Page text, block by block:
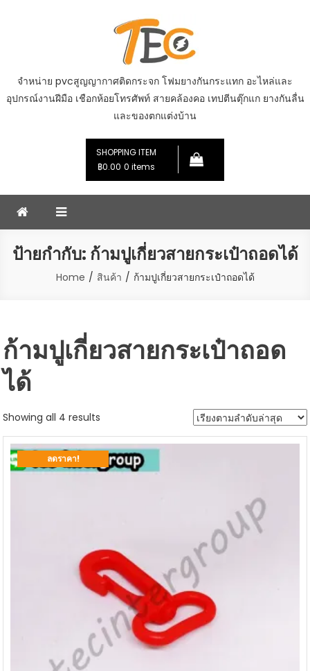
จำหน่าย pvcสูญญากาศติดกระจก โฟมยางกันกระแทก อะไหล่และ
อุปกรณ์งานฝีมือ เชือกห้อยโทรศัพท์ สายคล้องคอ เทปตีนตุ๊กแก ยางกันลื่น
และของตกแต่งบ้าน
SHOPPING ITEM
฿0.00 0 items
ป้ายกำกับ: ก้ามปูเกี่ยวสายกระเป๋าถอดได้
Home สินค้า ก้ามปูเกี่ยวสายกระเป๋าถอดได้
ก้ามปูเกี่ยวสายกระเป๋าถอด
ได้
Showing all 4 results
by
latest
ลดราคา!